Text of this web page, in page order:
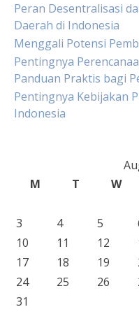
Peran Desentralisasi
Daerah di Indonesia
Menggali Potensi
Pentingnya
Panduan Praktis bagi
Pentingnya Kebijakan
Indonesia
M
T W
3
4 5
10
11 12
17
18 19
24
25 26
31